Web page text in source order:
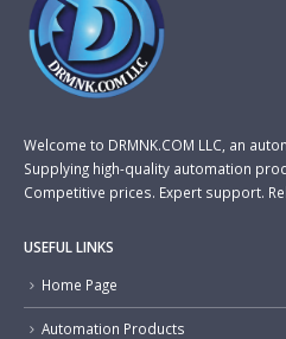
Welcome to DRMNK.COM LLC, an
Supplying high-quality automation
Competitive prices. Expert support.
USEFUL LINKS
Home Page
Automation Products